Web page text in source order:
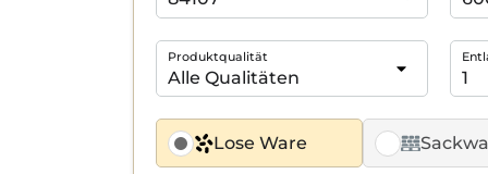
Lose Ware
Produktqualität